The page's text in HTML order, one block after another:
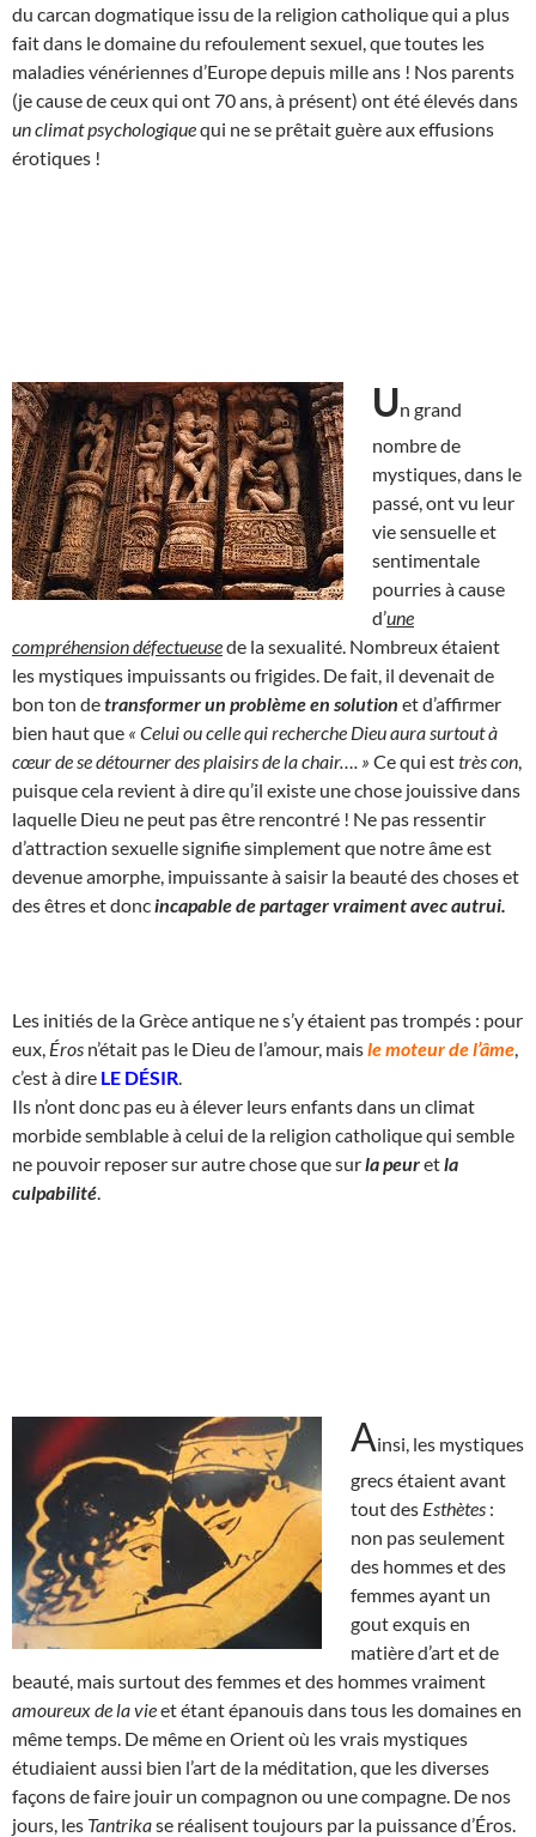
du carcan dogmatique issu de la religion catholique qui a plus
fait dans le domaine du refoulement sexuel, que toutes les
maladies vénériennes d’Europe depuis mille ans ! Nos parents
(je cause de ceux qui ont 70 ans, à présent) ont été élevés dans
un climat psychologiquequi ne se prêtait guère aux effusions
érotiques !
Un grand
nombre de
mystiques, dans le
passé, ont vu leur
vie sensuelle et
sentimentale
pourries à cause
d’une
compréhension défectueusede la sexualité. Nombreux étaient
les mystiques impuissants ou frigides. De fait, il devenait de
bon ton detransformer un problème en solution et d’affirmer
bien haut que « Celui ou celle qui recherche Dieu aura surtout à
cœur de se détourner des plaisirs de la chair…. » Ce qui esttrès con
puisque cela revient à dire qu’il existe une chose jouissive dans
laquelle Dieu ne peut pas être rencontré ! Ne pas ressentir
d’attraction sexuelle signifie simplement que notre âme est
devenue amorphe, impuissante à saisir la beauté des choses et
des êtres et donc incapable de partager vraiment avec autrui.
Les initiés de la Grèce antique ne s’y étaient pas trompés : pour
eux, Éros n’était pas le Dieu de l’amour, maisle moteur de l’âme
c’est à dire LE DÉSIR
Ils n’ont donc pas eu à élever leurs enfants dans un climat
morbide semblable à celui de la religion catholique qui semble
ne pouvoir reposer sur autre chose que surla peuretla
culpabilité
Ainsi, les mystiques
grecs étaient avant
tout des Esthètes :
non pas seulement
des hommes et des
femmes ayant un
gout exquis en
matière d’art et de
beauté, mais surtout des femmes et des hommes vraiment
amoureux de la vieet étant épanouis dans tous les domaines en
même temps. De même en Orient où les vrais mystiques
étudiaient aussi bien l’art de la méditation, que les diverses
façons de faire jouir un compagnon ou une compagne. De nos
jours, les Tantrikase réalisent toujours par la puissance d’Éros.